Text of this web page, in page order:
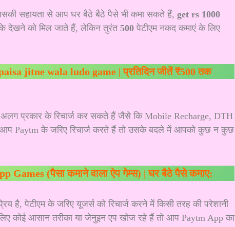
सहायता से आप घर बैठे बैठे पैसे भी कमा सकते हैं, get rs 1000
देखने को मिल जाते हैं, लेकिन तुरंत 500पेटीएम नकद कमाएं के लिए
jitne wala ludo game | प्रतिदिन जीतें ₹500 तक
प्रकार के रिचार्ज कर सकते हैं जैसे कि Mobile Recharge, DTH
Paytm के जरिए रिचार्ज करते हैं तो उसके बदले में आपको कुछ न कुछ
Games (पैसा कमाने वाला ऐप गेम्स) | घर बैठे पैसे कमाए:
है, पेटीएम के जरिए यूजर्स को रिचार्ज करने में किसी तरह की परेशानी
कोई आसान तरीका या जेनुइन एप खोज रहे हैं तो आप Paytm App का